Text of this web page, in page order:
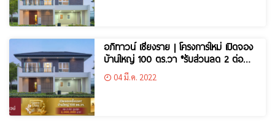
อภิทาวน์ เชียงราย | โครงการใหม่ เปิดจอง
บ้านใหญ่ 100 ตร.วา *รับส่วนลด 2 ต่อ
สูงสุด 2,000,000 บาท
04 มี.ค. 2022